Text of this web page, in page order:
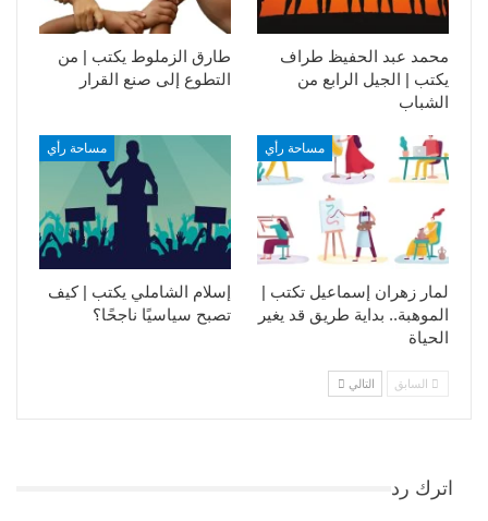
طارق الزملوط يكتب | من
التطوع إلى صنع القرار
محمد عبد الحفيظ طراف
يكتب | الجيل الرابع من
الشباب
مساحة رأي
إسلام الشاملي يكتب | كيف
تصبح سياسيًا ناجحًا؟
مساحة رأي
لمار زهران إسماعيل تكتب |
الموهبة.. بداية طريق قد يغير
الحياة
السابق التالي
اترك رد